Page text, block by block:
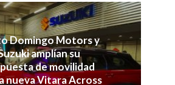
Domingo Motors y
amplían su
de movilidad
nueva Vitara Across